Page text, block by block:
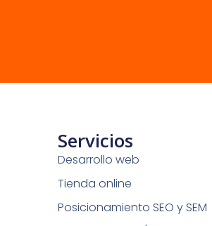
Servicios
Desarrollo web
Tienda online
Posicionamiento SEO y SEM